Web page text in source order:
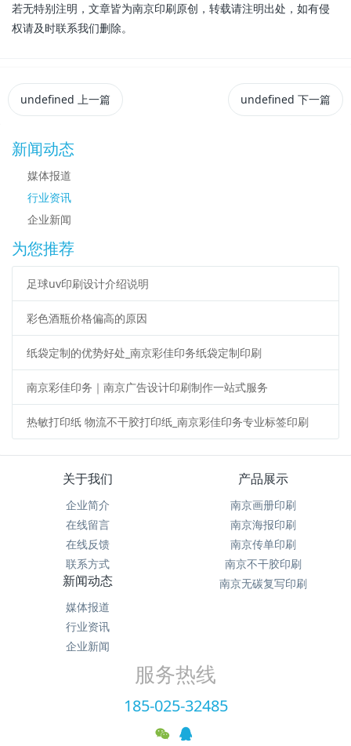
若无特别注明，文章皆为南京印刷原创，转载请注明出处，如有侵
权请及时联系我们删除。
undefined 上一篇 undefined 下一篇
新闻动态
媒体报道
行业资讯
企业新闻
为您推荐
足球uv印刷设计介绍说明
彩色酒瓶价格偏高的原因
纸袋定制的优势好处_南京彩佳印务纸袋定制印刷
南京彩佳印务｜南京广告设计印刷制作一站式服务
热敏打印纸 物流不干胶打印纸_南京彩佳印务专业标签印刷
关于我们
企业简介
在线留言
在线反馈
联系方式
产品展示
南京画册印刷
南京海报印刷
南京传单印刷
南京不干胶印刷
南京无碳复写印刷
新闻动态
媒体报道
行业资讯
企业新闻
服务热线
185-025-32485